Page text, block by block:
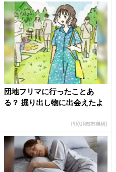
団地フリマに行ったことあ
る？ 掘り出し物に出会えたよ
PR(UR都市機構)